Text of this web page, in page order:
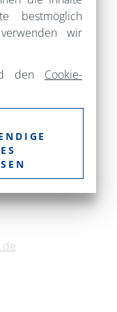
bestmöglich
wir
den Cookie-